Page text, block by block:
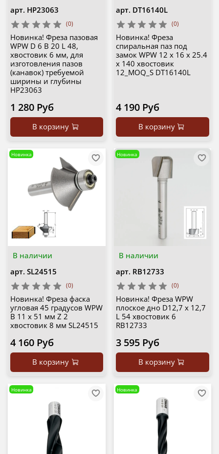
арт. HP23063
(0)
Новинка! Фреза пазовая
WPW D 6 B 20 L 48,
хвостовик 6 мм, для
изготовления пазов
(канавок) требуемой
ширины и глубины
HP23063
1 280 Руб
В корзину
арт. DT16140L
(0)
Новинка! Фреза
спиральная паз под
замок WPW 12 х 16 х 25.4
х 140 хвостовик
12_MOQ_S DT16140L
4 190 Руб
В корзину
В наличии
Новинка
арт. SL24515
(0)
Новинка! Фреза фаска
угловая 45 градусов WPW
B 11 х 51 мм Z 2
хвостовик 8 мм SL24515
4 160 Руб
В корзину
В наличии
Новинка
арт. RB12733
(0)
Новинка! Фреза WPW
плоское дно D12,7 x 12,7
L 54 хвостовик 6
RB12733
3 595 Руб
В корзину
Новинка Новинка